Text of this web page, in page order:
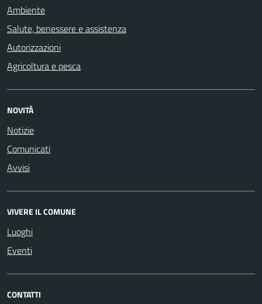
Ambiente
Salute, benessere e assistenza
Autorizzazioni
Agricoltura e pesca
NOVITÀ
Notizie
Comunicati
Avvisi
VIVERE IL COMUNE
Luoghi
Eventi
CONTATTI